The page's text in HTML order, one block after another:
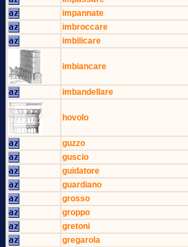
impannate
imbroccare
imbilicare
imbiancare
imbandellare
hovolo
guzzo
guscio
guidatore
guardiano
grosso
groppo
gretoni
gregarola